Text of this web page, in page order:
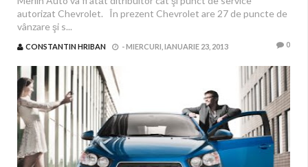
autorizat Chevrolet. În prezent Chevrolet are 27 de puncte de
vânzare şi s...
CONSTANTIN HRIBAN -MIERCURI, IANUARIE 23, 2013 0